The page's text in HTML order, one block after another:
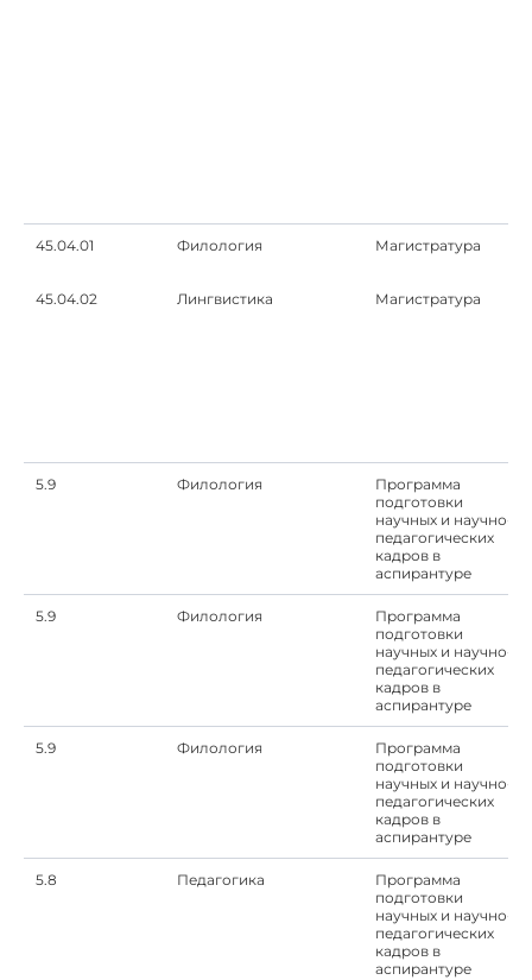
45.04.01
45.04.02
Филология
Лингвистика
Магистратура
Магистратура
5.9 Филология
Программа
подготовки
научных и научно-
педагогических
кадров в
аспирантуре
5.9 Филология
Программа
подготовки
научных и научно-
педагогических
кадров в
аспирантуре
5.9 Филология
Программа
подготовки
научных и научно-
педагогических
кадров в
аспирантуре
5.8 Педагогика
Программа
подготовки
научных и научно-
педагогических
кадров в
аспирантуре